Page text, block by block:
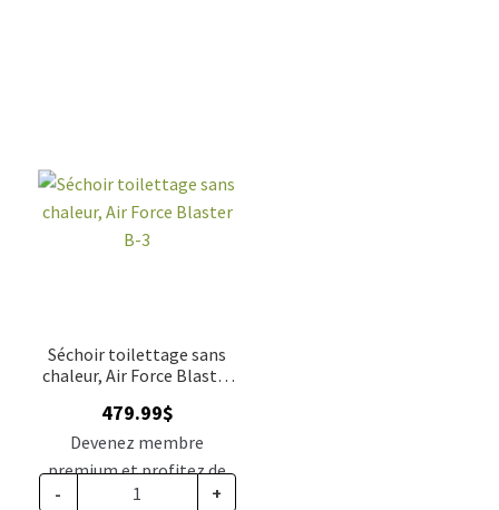
Séchoir toilettage sans
chaleur, Air Force Blaster
479.99$
Devenez membre
premium et profitez de
ce prix rabais : 395.99$ CA
- +